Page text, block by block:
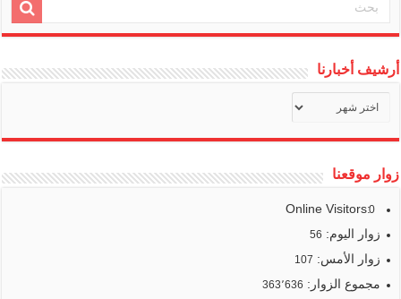
أرشيف أخبارنا
أخبارنا
زوار موقعنا
Online Visitors:
0
زوار اليوم: 56
زوار الأمس: 107
مجموع الزوار: 363٬636